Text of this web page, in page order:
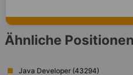
Ähnliche Positionen
Java Developer (43294)